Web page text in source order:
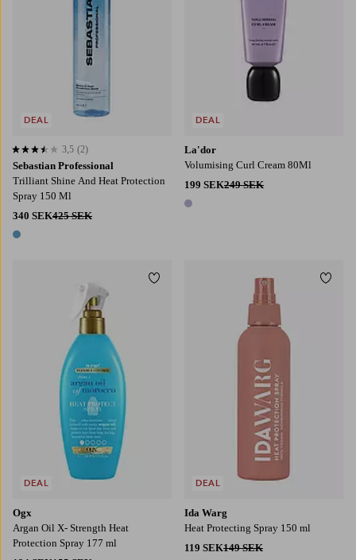
Sebastian Professional
Trilliant Shine And Heat Protection
Spray 150 Ml
340 SEK425 SEK
1 färg
3,5 baserat på 2 st betyg
3,5 (2)
DEAL
La'dor
Volumising Curl Cream 80Ml
199 SEK249 SEK
1 färg
DEAL
Ogx
Argan Oil X- Strength Heat
Protection Spray 177 ml
DEAL
Lägg till i favoriter
Ida Warg
Heat Protecting Spray 150 ml
119 SEK149 SEK
DEAL